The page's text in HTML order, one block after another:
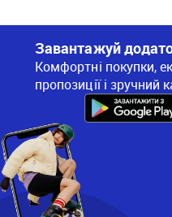
Завантажуй
Комфортні покупки,
пропозиції і зручний